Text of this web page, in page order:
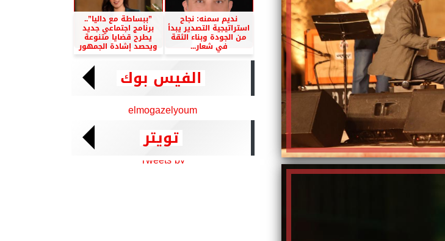
نديم سمنه: نجاح
استراتيجية التصدير يبدأ
من الجودة وبناء الثقة
في شعار...
”ببساطة مع داليا”..
برنامج اجتماعي جديد
يطرح قضايا متنوعة
ويحصد إشادة الجمهور
الفيس بوك
elmogazelyoum
تويتر
Tweets by